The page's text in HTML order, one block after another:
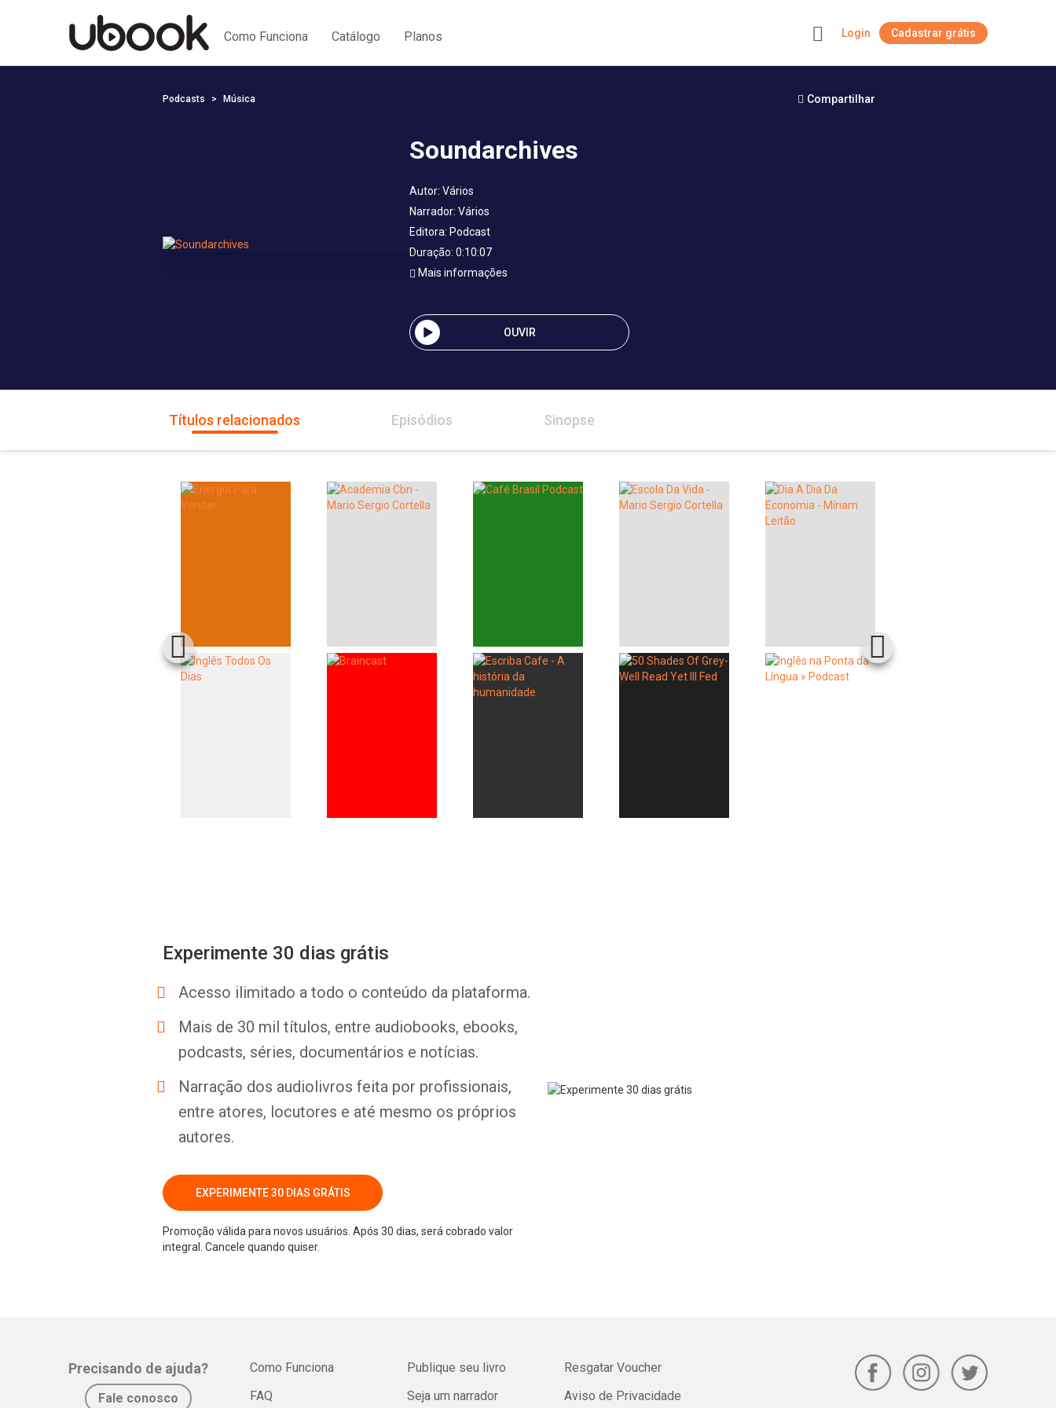
Como Funciona Catálogo Planos Login Cadastrar grátis
Podcasts Música Compartilhar
Soundarchives
Autor: Vários
Narrador: Vários
Editora: Podcast
Duração: 0:10:07
Mais informações
OUVIR
Títulos relacionados Episódios Sinopse
Experimente 30 dias grátis
Acesso ilimitado a todo o conteúdo da plataforma.
Mais de 30 mil títulos, entre audiobooks, ebooks,
podcasts, séries, documentários e notícias.
Narração dos audiolivros feita por profissionais,
entre atores, locutores e até mesmo os próprios
autores.
EXPERIMENTE 30 DIAS GRÁTIS
Promoção válida para novos usuários. Após 30 dias, será cobrado valor
integral. Cancele quando quiser.
Precisando de ajuda?
Fale conosco
Como Funciona
FAQ
Publique seu livro
Seja um narrador
Resgatar Voucher
Aviso de Privacidade